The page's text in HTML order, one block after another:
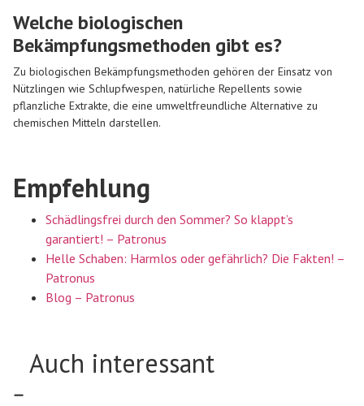
Welche biologischen
Bekämpfungsmethoden gibt es?
Zu biologischen Bekämpfungsmethoden gehören der Einsatz von
Nützlingen wie Schlupfwespen, natürliche Repellents sowie
pflanzliche Extrakte, die eine umweltfreundliche Alternative zu
chemischen Mitteln darstellen.
Empfehlung
Schädlingsfrei durch den Sommer? So klappt’s
garantiert! – Patronus
Helle Schaben: Harmlos oder gefährlich? Die Fakten! –
Patronus
Blog – Patronus
Auch interessant